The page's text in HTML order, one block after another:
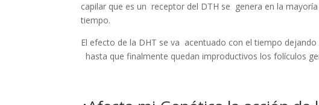
capilar que es un receptor del DTH se genera en la
tiempo.
El efecto de la DHT se va acentuado con el tiempo
hasta que finalmente quedan improductivos los folículos